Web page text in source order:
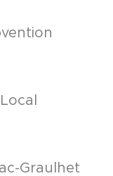
Graulhet